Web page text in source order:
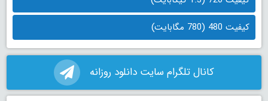
کیفیت 480 (780 مگابایت)
کانال تلگرام سایت دانلود روزانه